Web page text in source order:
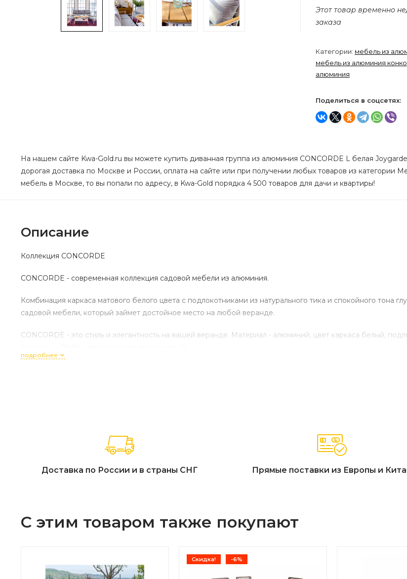
Этот товар временно
заказа
Категории: мебель из
мебель из алюминия
алюминия
Поделиться в соцсетях:
На нашем сайте Kwa-Gold.ru вы можете купить диванная группа из алюминия CONCORDE L белая
дорогая доставка по Москве и России, оплата на сайте или при получении любых товаров из категории
мебель в Москве, то вы попали по адресу, в Kwa-Gold порядка 4 500 товаров для дачи и квартиры!
Описание
Коллекция CONCORDE
CONCORDE - современная коллекция садовой мебели из алюминия.
Комбинация каркаса матового белого цвета с подлокотниками из натурального тика и спокойного
садовой мебели, который займет достойное место на любой веранде.
CONCORDE - это стиль и элегантность на вашей веранде. Материал - алюминий, цвет каркаса белый,
подробнее
Доставка по России и в страны СНГ Прямые поставки из Европы и
С этим товаром также покупают
Скидка! -6%